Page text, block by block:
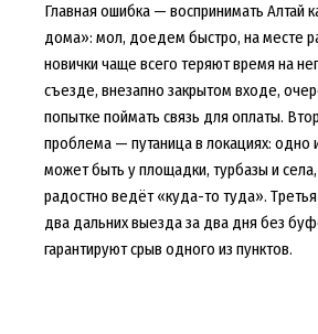
Главная ошибка — воспринимать Алтай
дома»: мол, доедем быстро, на месте
новички чаще всего теряют время на
съезде, внезапно закрытом входе,
попытке поймать связь для оплаты.
проблема — путаница в локациях: одно
может быть у площадки, турбазы и села,
радостно ведёт «куда-то туда».
два дальних выезда за два дня без
гарантируют срыв одного из пунктов.